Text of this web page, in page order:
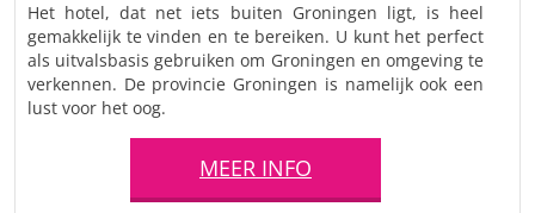
Het hotel, dat net iets buiten Groningen ligt, is heel
gemakkelijk te vinden en te bereiken. U kunt het perfect
als uitvalsbasis gebruiken om Groningen en omgeving te
verkennen. De provincie Groningen is namelijk ook een
lust voor het oog.
MEER INFO